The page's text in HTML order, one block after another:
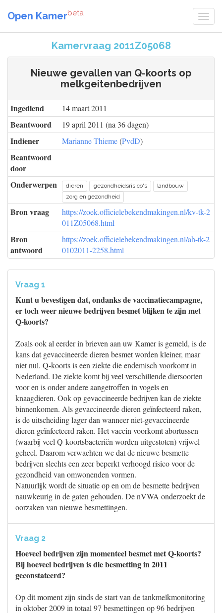
Open Kamerbeta
Kamervraag 2011Z05068
Nieuwe gevallen van Q-koorts op
melkgeitenbedrijven
Ingediend 14 maart 2011
Beantwoord 19 april 2011 (na 36 dagen)
Indiener Marianne Thieme(PvdD)
Beantwoord
door
Onderwerpen
dieren gezondheidsrisico's
landbouw
zorg en gezondheid
Bron vraag
https://zoek.officielebekendmakingen.nl/kv-tk-2
011Z05068.html
Bron
antwoord
https://zoek.officielebekendmakingen.nl/ah-tk-2
0102011-2258.html
Vraag 1
Kunt u bevestigen dat, ondanks de vaccinatiecampagne,
er toch weer nieuwe bedrijven besmet blijken te zijn met
Q-koorts?
Zoals ook al eerder in brieven aan uw Kamer is gemeld, is de
kans dat gevaccineerde dieren besmet worden kleiner, maar
niet nul. Q-koorts is een ziekte die endemisch voorkomt in
Nederland. De ziekte komt bij veel verschillende diersoorten
voor en is onder andere aangetroffen in vogels en
knaagdieren. Ook op gevaccineerde bedrijven kan de ziekte
binnenkomen. Als gevaccineerde dieren geïnfecteerd raken,
is de uitscheiding lager dan wanneer niet-gevaccineerde
dieren geïnfecteerd raken. Het vaccin voorkomt abortussen
(waarbij veel Q-koortsbacteriën worden uitgestoten) vrijwel
geheel. Daarom verwachten we dat de nieuwe besmette
bedrijven slechts een zeer beperkt verhoogd risico voor de
gezondheid van omwonenden vormen.
Natuurlijk wordt de situatie op en om de besmette bedrijven
nauwkeurig in de gaten gehouden. De nVWA onderzoekt de
oorzaken van nieuwe besmettingen.
Vraag 2
Hoeveel bedrijven zijn momenteel besmet met Q-koorts?
Bij hoeveel bedrijven is die besmetting in 2011
geconstateerd?
Op dit moment zijn sinds de start van de tankmelkmonitoring
in oktober 2009 in totaal 97 besmettingen op 96 bedrijven